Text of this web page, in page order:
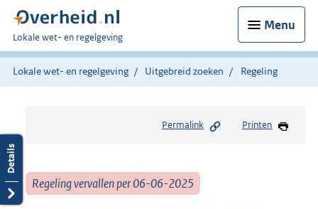
Menu
U
bent
hier:
Lokale wet- en regelgeving
Lokale wet- en regelgeving Uitgebreid zoeken Regeling
Permalink Printen
Regeling vervallen per 06-06-2025